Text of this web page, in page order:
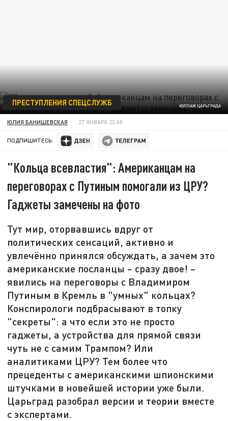
КОЛЛАЖ ЦАРЬГРАДА
ПРЕСТУПЛЕНИЯ СПЕЦСЛУЖБ
ЮЛИЯ БАНИШЕВСКАЯ 27 ЯНВАРЯ 23:00
ПОДПИШИТЕСЬ:
"Кольца всевластия": Американцам на
переговорах с Путиным помогали из ЦРУ?
Гаджеты замечены на фото
Тут мир, оторвавшись вдруг от
политических сенсаций, активно и
увлечённо принялся обсуждать, а зачем это
американские посланцы – сразу двое! –
явились на переговоры с Владимиром
Путиным в Кремль в "умных" кольцах?
Конспирологи подбрасывают в топку
"секреты": а что если это не просто
гаджеты, а устройства для прямой связи
чуть не с самим Трампом? Или
аналитиками ЦРУ? Тем более что
прецеденты с американскими шпионскими
штучками в новейшей истории уже были.
Царьград разобрал версии и теории вместе
с экспертами.